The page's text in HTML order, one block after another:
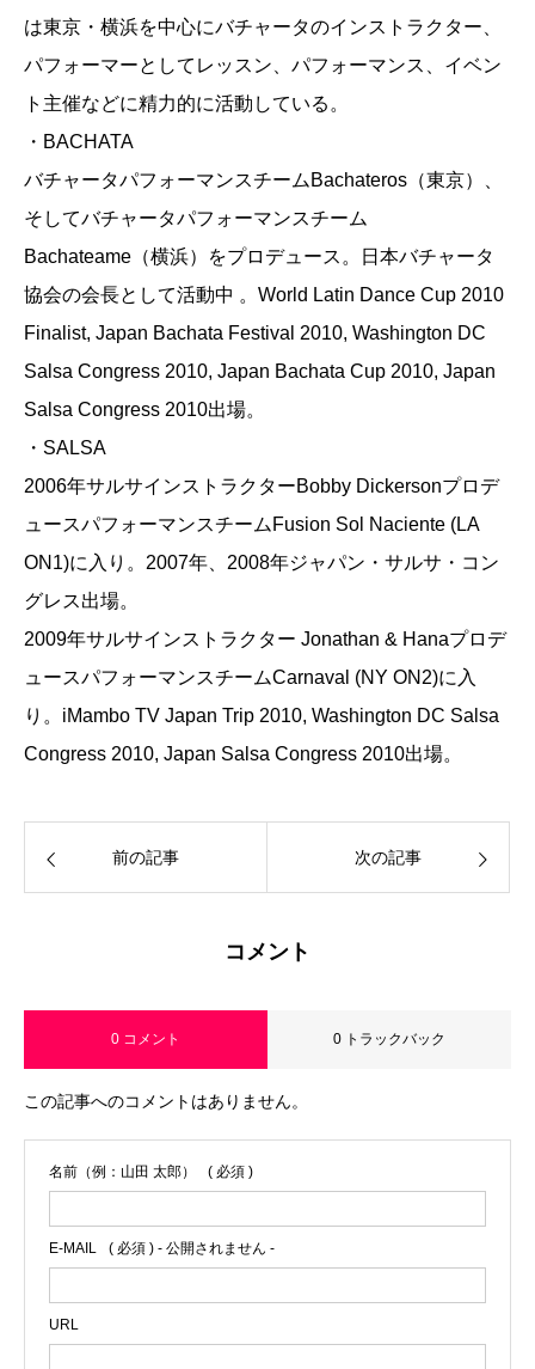
は東京・横浜を中心にバチャータのインストラクター、
パフォーマーとしてレッスン、パフォーマンス、イベン
ト主催などに精力的に活動している。
・BACHATA
バチャータパフォーマンスチームBachateros（東京）、
そしてバチャータパフォーマンスチーム
Bachateame（横浜）をプロデュース。日本バチャータ
協会の会長として活動中 。World Latin Dance Cup 2010
Finalist, Japan Bachata Festival 2010, Washington DC
Salsa Congress 2010, Japan Bachata Cup 2010, Japan
Salsa Congress 2010出場。
・SALSA
2006年サルサインストラクターBobby Dickersonプロデ
ュースパフォーマンスチームFusion Sol Naciente (LA
ON1)に入り。2007年、2008年ジャパン・サルサ・コン
グレス出場。
2009年サルサインストラクター Jonathan & Hanaプロデ
ュースパフォーマンスチームCarnaval (NY ON2)に入
り。iMambo TV Japan Trip 2010, Washington DC Salsa
Congress 2010, Japan Salsa Congress 2010出場。
前の記事 次の記事
コメント
0 コメント 0 トラックバック
この記事へのコメントはありません。
名前（例：山田 太郎） ( 必須 )
E-MAIL ( 必須 ) - 公開されません -
URL